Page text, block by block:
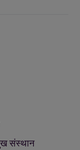
संस्थान